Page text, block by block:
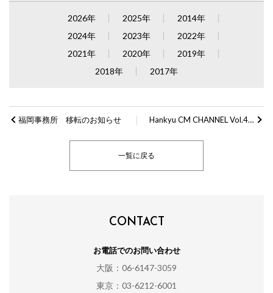
2026年 2025年
2014年
2024年
2023年
2022年
2021年
2020年
2019年
2018年
2017年
福岡事務所 移転のお知らせ Hankyu CM CHANNEL Vol.46 LIBRARY掲載のお知らせ
一覧に戻る
CONTACT
お電話でのお問い合わせ
大阪：06-6147-3059
東京：03-6212-6001